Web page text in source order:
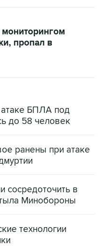
пропал в
атаке БПЛА под
до 58 человек
ранены при атаке
сосредоточить в
Минобороны
технологии